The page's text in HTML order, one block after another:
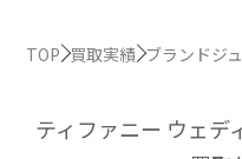
TOP 買取実績 ブランドジ
ティファニー ウェデ